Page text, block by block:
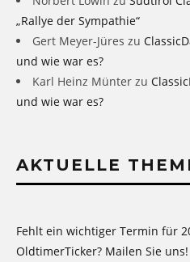
„Rallye der Sympathie“
Gert Meyer-Jüres zu
und wie war es?
Karl Heinz Münter zu
und wie war es?
AKTUELLE
Fehlt ein wichtiger Termin für
OldtimerTicker? Mailen Sie uns!